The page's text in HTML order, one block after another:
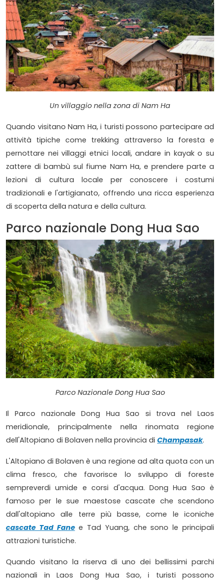
Un villaggio nella zona di Nam Ha
Quando visitano Nam Ha, i turisti possono partecipare ad
attività tipiche come trekking attraverso la foresta e
pernottare nei villaggi etnici locali, andare in kayak o su
zattere di bambù sul fiume Nam Ha, e prendere parte a
lezioni di cultura locale per conoscere i costumi
tradizionali e l'artigianato, offrendo una ricca esperienza
di scoperta della natura e della cultura.
Parco nazionale Dong Hua Sao
Parco Nazionale Dong Hua Sao
Il Parco nazionale Dong Hua Sao si trova nel Laos
meridionale, principalmente nella rinomata regione
dell'Altopiano di Bolaven nella provincia di Champasak.
L'Altopiano di Bolaven è una regione ad alta quota con un
clima fresco, che favorisce lo sviluppo di foreste
sempreverdi umide e corsi d'acqua. Dong Hua Sao è
famoso per le sue maestose cascate che scendono
dall'altopiano alle terre più basse, come le iconiche
cascate Tad Fanee Tad Yuang, che sono le principali
attrazioni turistiche.
Quando visitano la riserva di uno dei bellissimi parchi
nazionali in Laos Dong Hua Sao, i turisti possono